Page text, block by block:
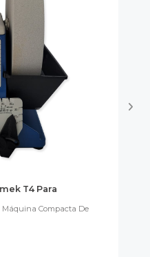
T4 Para
Compacta De